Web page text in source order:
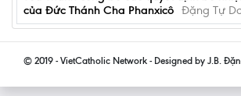
của Đức Thánh Cha Phanxicô Đặng Tự
© 2019 - VietCatholic Network - Designed by J.B.